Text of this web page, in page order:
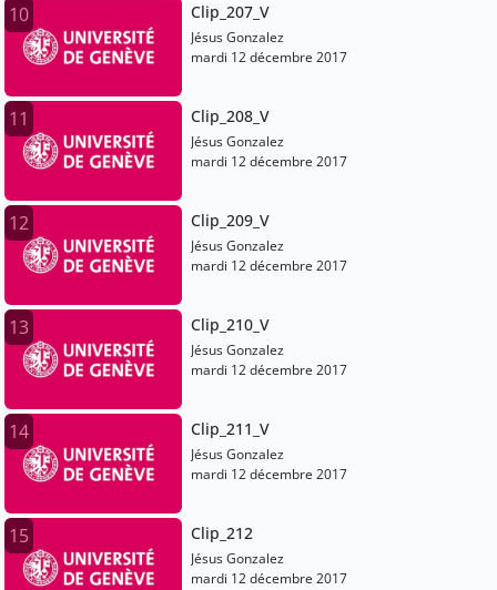
10 Clip_207_V
Jésus Gonzalez
mardi 12 décembre 2017
11 Clip_208_V
Jésus Gonzalez
mardi 12 décembre 2017
12 Clip_209_V
Jésus Gonzalez
mardi 12 décembre 2017
13 Clip_210_V
Jésus Gonzalez
mardi 12 décembre 2017
14 Clip_211_V
Jésus Gonzalez
mardi 12 décembre 2017
15 Clip_212
Jésus Gonzalez
mardi 12 décembre 2017